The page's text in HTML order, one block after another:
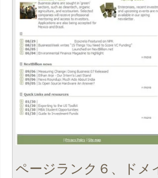
ページランク６、ドメ